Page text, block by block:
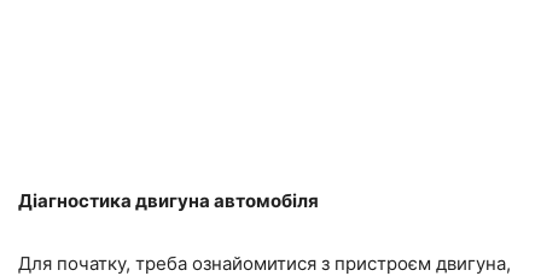
Діагностика двигуна автомобіля
Для початку, треба ознайомитися з пристроєм двигуна,